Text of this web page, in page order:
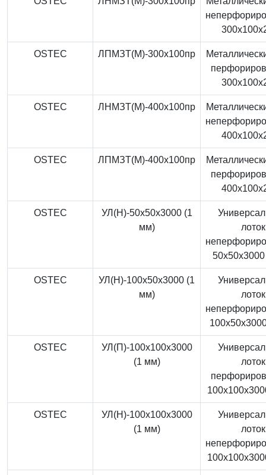
OSTEC ЛПМЗТ(М)-300x100пр
OSTEC ЛНМЗТ(М)-400x100пр
OSTEC ЛПМЗТ(М)-400x100пр
OSTEC
УЛ(Н)-50x50x3000 (1
мм)
лоток
OSTEC
УЛ(Н)-100x50x3000 (1
мм)
лоток
OSTEC
УЛ(П)-100x100x3000
(1 мм)
лоток
OSTEC
УЛ(Н)-100x100x3000
(1 мм)
лоток